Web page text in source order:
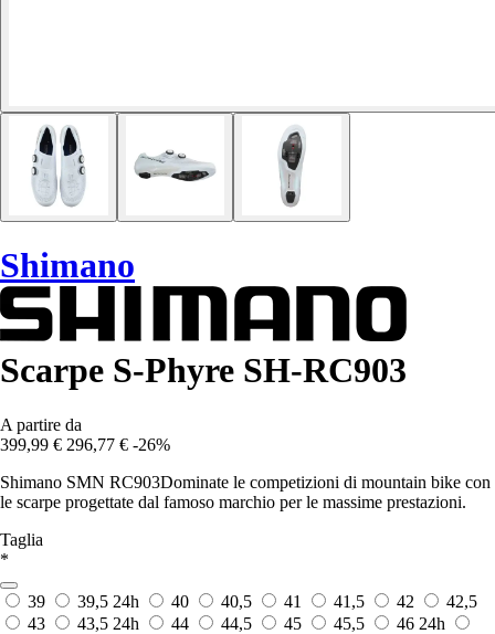
Shimano
Scarpe S-Phyre SH-RC903
A partire da
399,99 € 296,77 € -26%
Shimano SMN RC903Dominate le competizioni di mountain bike con
le scarpe progettate dal famoso marchio per le massime prestazioni.
Taglia
*
39 39,5 24h 40 40,5 41 41,5 42
42,5
43
43,5 24h 44 44,5 45 45,5 46 24h